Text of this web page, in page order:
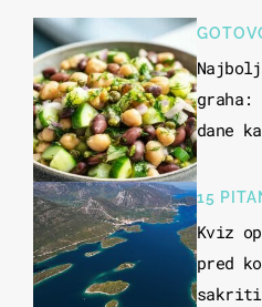
dane
15
Kviz
pred
sakriti